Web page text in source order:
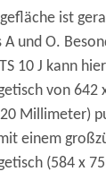
ist
und O.
10 J kann
von
Millimeter)
einem
(584 x